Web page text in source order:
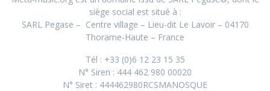
siège social est situé à :
SARL Pegase – Centre village – Lieu-dit Le Lavoir – 04170
Thorame-Haute – France
Tél : +33 (0)6 12 23 15 35
N° Siren : 444 462 980 00020
N° Siret : 444462980RCSMANOSQUE